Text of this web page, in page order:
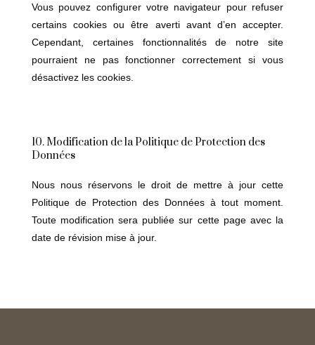
Vous pouvez configurer votre navigateur pour refuser
certains cookies ou être averti avant d’en accepter.
Cependant, certaines fonctionnalités de notre site
pourraient ne pas fonctionner correctement si vous
désactivez les cookies.
10. Modification de la Politique de Protection des
Données
Nous nous réservons le droit de mettre à jour cette
Politique de Protection des Données à tout moment.
Toute modification sera publiée sur cette page avec la
date de révision mise à jour.